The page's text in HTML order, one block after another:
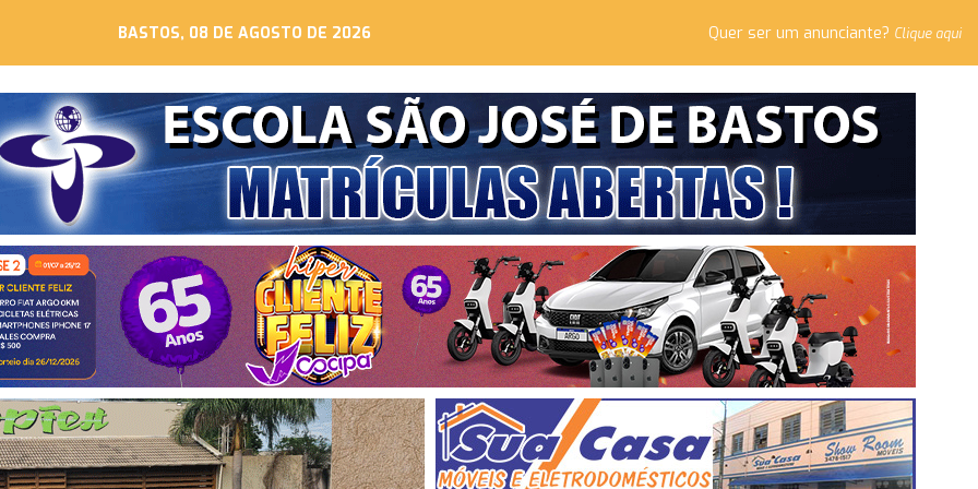
BASTOS, 08 DE AGOSTO DE 2026 Quer ser um anunciante? Clique aqui